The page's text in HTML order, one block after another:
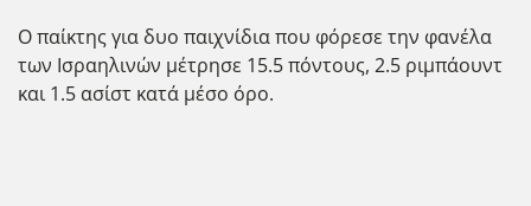
Ο παίκτης για δυο παιχνίδια που φόρεσε την φανέλα
των Ισραηλινών μέτρησε 15.5 πόντους, 2.5 ριμπάουντ
και 1.5 ασίστ κατά μέσο όρο.